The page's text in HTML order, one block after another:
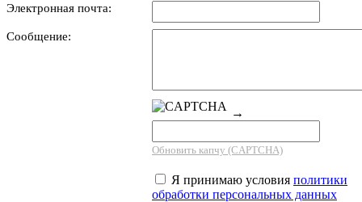
Электронная почта:
Сообщение:
→
Обновить капчу (CAPTCHA)
Я принимаю условия политики
обработки персональных данных